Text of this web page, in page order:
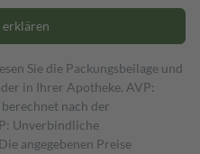
Sie die Packungsbeilage und
in Ihrer Apotheke. AVP:
nach der
Unverbindliche
angegebenen Preise